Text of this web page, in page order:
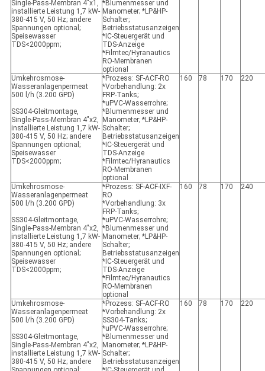
Single-Pass-Membran 4"x1,
installierte Leistung 1,7 kW-
380-415 V, 50 Hz; andere
Spannungen optional;
Speisewasser
TDS<2000ppm;
*Blumenmesser und
Manometer; *LP&HP-
Schalter;
Betriebsstatusanzeigen
*IC-Steuergerät und
TDS-Anzeige
*Filmtec/Hyranautics
RO-Membranen
optional
Umkehrosmose-
Wasseranlagenpermeat
500 l/h (3.200 GPD)
SS304-Gleitmontage,
Single-Pass-Membran 4"x2,
installierte Leistung 1,7 kW-
380-415 V, 50 Hz; andere
Spannungen optional;
Speisewasser
TDS<2000ppm;
*Prozess: SF-ACF-RO
*Vorbehandlung: 2x
FRP-Tanks;
*uPVC-Wasserrohre;
*Blumenmesser und
Manometer; *LP&HP-
Schalter;
Betriebsstatusanzeigen
*IC-Steuergerät und
TDS-Anzeige
*Filmtec/Hyranautics
RO-Membranen
optional
160 78 170 220
Umkehrosmose-
Wasseranlagenpermeat
500 l/h (3.200 GPD)
SS304-Gleitmontage,
Single-Pass-Membran 4"x2,
installierte Leistung 1,7 kW-
380-415 V, 50 Hz; andere
Spannungen optional;
Speisewasser
TDS<2000ppm;
*Prozess: SF-ACF-IXF-
RO
*Vorbehandlung: 3x
FRP-Tanks;
*uPVC-Wasserrohre;
*Blumenmesser und
Manometer; *LP&HP-
Schalter;
Betriebsstatusanzeigen
*IC-Steuergerät und
TDS-Anzeige
*Filmtec/Hyranautics
RO-Membranen
optional
160 78 170 240
Umkehrosmose-
Wasseranlagenpermeat
500 l/h (3.200 GPD)
SS304-Gleitmontage,
Single-Pass-Membran 4"x2,
installierte Leistung 1,7 kW-
380-415 V, 50 Hz; andere
*Prozess: SF-ACF-RO
*Vorbehandlung: 2x
SS304-Tanks;
*uPVC-Wasserrohre;
*Blumenmesser und
Manometer; *LP&HP-
Schalter;
Betriebsstatusanzeigen
160 78 170 220